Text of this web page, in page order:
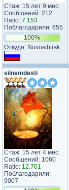
Стаж: 15 лет 9 мес.
Сообщений: 212
Ratio: 7.153
Поблагодарили: 655
100%
Откуда: Novosibirsk
silnemdesti
Стаж: 15 лет 4 мес.
Сообщений: 1060
Ratio: 12.761
Поблагодарили:
9007